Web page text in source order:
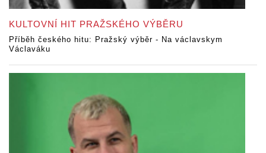
KULTOVNÍ HIT PRAŽSKÉHO VÝBĚRU
Příběh českého hitu: Pražský výběr - Na václavskym
Václaváku